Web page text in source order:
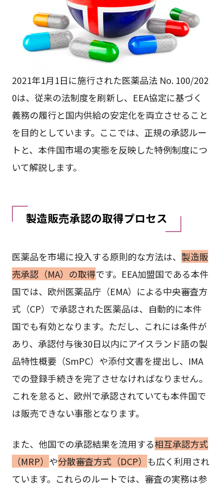
2021年1月1日に施行された医薬品法 No. 100/202
0は、従来の法制度を刷新し、EEA協定に基づく
義務の履行と国内供給の安定化を両立させること
を目的としています。ここでは、正規の承認ルー
トと、本件国市場の実態を反映した特例制度につ
いて解説します。
製造販売承認の取得プロセス
医薬品を市場に投入する原則的な方法は、 製造販
売承認（MA）の取得です。EEA加盟国である本件
国では、欧州医薬品庁（EMA）による中央審査方
式（CP）で承認された医薬品は、自動的に本件
国でも有効となります。ただし、これには条件が
あり、承認付与後30日以内にアイスランド語の製
品特性概要（SmPC）や添付文書を提出し、IMA
での登録手続きを完了させなければなりません。
これを怠ると、欧州で承認されていても本件国で
は販売できない事態となります。
また、他国での承認結果を流用する相互承認方式
（MRP） や分散審査方式（DCP） も広く利用され
ています。これらのルートでは、審査の実務は参